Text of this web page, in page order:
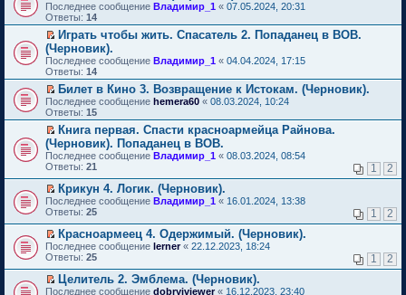
н
н
о
м
у
с
о
о
б
щ
е
н
и
ю
о
ч
и
т
а
н
н
о
м
у
с
о
о
б
щ
н
и
ю
о
м
у
н
е
п
р
о
ч
и
т
а
н
н
о
у
с
о
о
б
щ
е
н
и
ю
п
е
р
в
о
м
у
н
е
п
р
о
ч
и
т
а
н
н
о
м
у
с
о
о
б
щ
е
й
т
и
к
п
е
р
в
о
м
у
н
е
п
р
о
ч
и
т
а
н
н
о
м
у
с
о
П
е
р
е
й
т
и
к
п
е
р
в
о
м
у
н
е
п
р
о
и
т
а
н
н
о
Последнее сообщение Владимир_1 « 07.05.2024, 20:31
Ответы: 14
П
е
р
е
й
т
и
к
п
е
р
в
м
у
н
е
п
р
о
ч
и
т
Играть чтобы жить. Спасатель 2. Попаданец в ВОВ.
(Черновик).
Последнее сообщение Владимир_1 « 04.04.2024, 17:15
Ответы: 14
П
е
р
е
й
т
и
п
е
р
в
о
м
у
н
е
п
Билет в Кино 3. Возвращение к Истокам. (Черновик).
Последнее сообщение hemera60 « 08.03.2024, 10:24
Ответы: 15
П
е
р
е
й
т
и
к
п
е
р
в
о
м
у
Книга первая. Спасти красноармейца Райнова.
(Черновик). Попаданец в ВОВ.
Последнее сообщение Владимир_1 « 08.03.2024, 08:54
Ответы: 21 1 2
П
е
е
й
т
и
к
п
Крикун 4. Логик. (Черновик).
Последнее сообщение Владимир_1 « 16.01.2024, 13:38
Ответы: 25 1 2
П
е
е
й
Красноармеец 4. Одержимый. (Черновик).
Последнее сообщение lerner« 22.12.2023, 18:24
Ответы: 25 1 2
П
Целитель 2. Эмблема. (Черновик).
Последнее сообщение dobryiviewer« 16.12.2023, 23:40